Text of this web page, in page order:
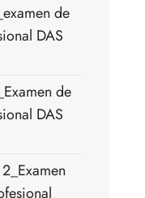
de
DAS
de
DAS